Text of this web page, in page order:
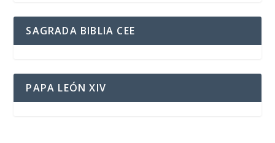
SAGRADA BIBLIA CEE
PAPA LEÓN XIV